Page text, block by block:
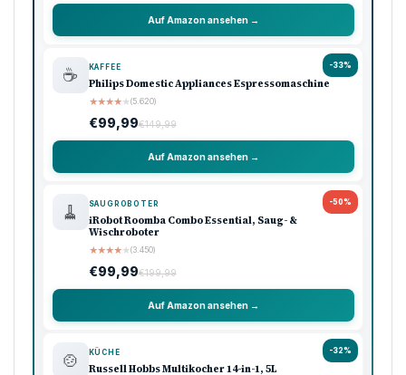
Auf Amazon ansehen →
-33%
☕ KAFFEE
Philips Domestic Appliances Espressomaschine
★★★★★(5.620)
€99,99€149,99
Auf Amazon ansehen →
-50%
🧹 SAUGROBOTER
iRobot Roomba Combo Essential, Saug- &
Wischroboter
★★★★★(3.450)
€99,99€199,99
Auf Amazon ansehen →
-32%
🍲 KÜCHE
Russell Hobbs Multikocher 14-in-1, 5L